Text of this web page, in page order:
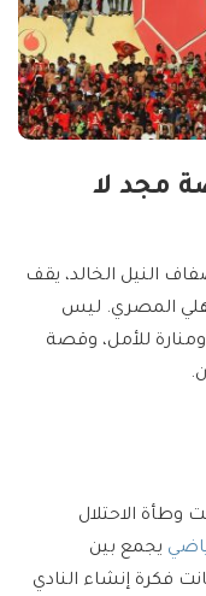
مجد لا
النيل الخالد، يقف
المصري. ليس
ومنارة للأمل، وقصة
الاحتلال
يجمع بين
فكرة إنشاء النادي